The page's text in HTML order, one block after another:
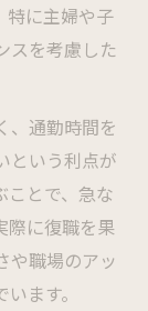
特に主婦や子
スを考慮した
、通勤時間を
という利点が
ことで、急な
際に復職を果
や職場のアッ
ます。